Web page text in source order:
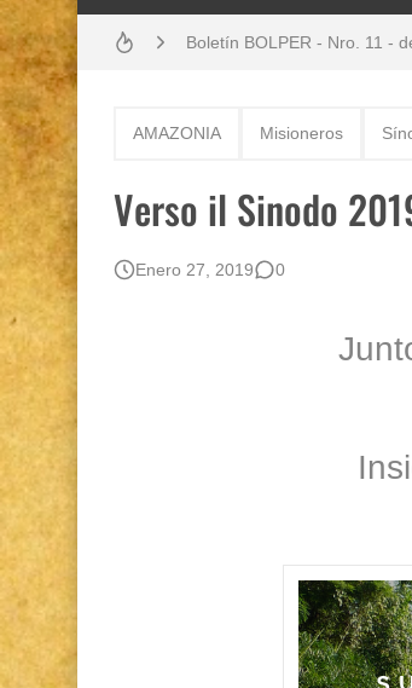
Boletín BOLPER - Nro. 10 -
Opción por los pueblos
Gestión de bosques
AMAZONIA Misioneros
Verso il Sinodo
Enero 27, 2019 0